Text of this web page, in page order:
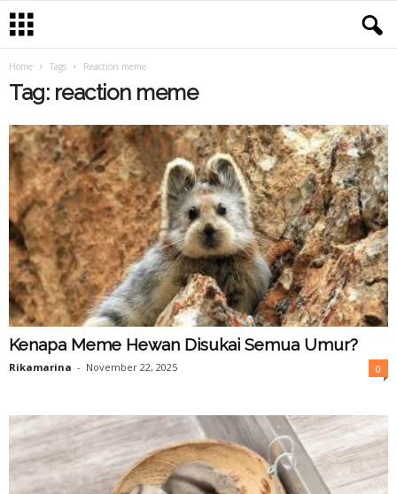
Home Tags Reaction meme
Tag: reaction meme
Kenapa Meme Hewan Disukai Semua Umur?
Rikamarina - November 22, 2025 0